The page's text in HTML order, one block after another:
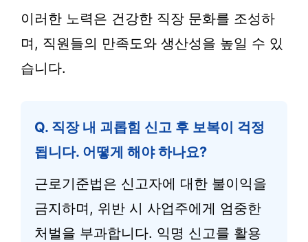
이러한 노력은 건강한 직장 문화를 조성하
며, 직원들의 만족도와 생산성을 높일 수 있
습니다.
Q. 직장 내 괴롭힘 신고 후 보복이 걱정
됩니다. 어떻게 해야 하나요?
근로기준법은 신고자에 대한 불이익을
금지하며, 위반 시 사업주에게 엄중한
처벌을 부과합니다. 익명 신고를 활용